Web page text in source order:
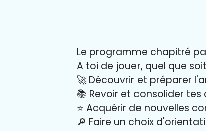
Le programme chapitré
A toi de jouer, quel que
🚀 Découvrir et préparer
📚 Revoir et consolider
⭐️ Acquérir de nouvelles
🔎 Faire un choix